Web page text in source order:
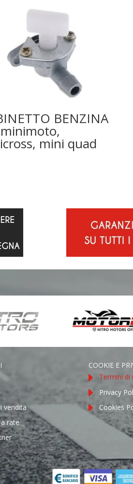
BENZINA
mini quad
vendita
rate
COOKIE E
Termini di
Privacy
Cookies